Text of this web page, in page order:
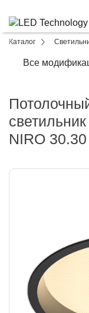
Каталог
Все
светильник
NIRO